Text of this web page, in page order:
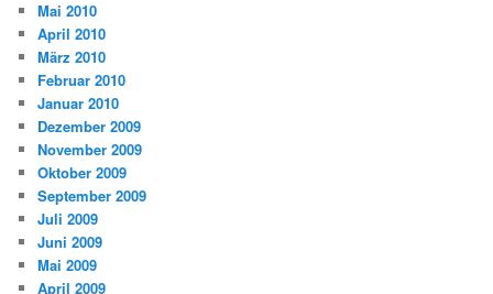
Mai 2010
April 2010
März 2010
Februar 2010
Januar 2010
Dezember 2009
November 2009
Oktober 2009
September 2009
Juli 2009
Juni 2009
Mai 2009
April 2009